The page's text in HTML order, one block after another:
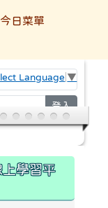
今日菜單
Language ▼
登入
學習平